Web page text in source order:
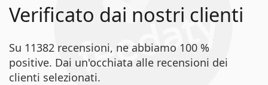
Verificato dai nostri clienti
Su 11382 recensioni, ne abbiamo 100 %
positive. Dai un'occhiata alle recensioni dei
clienti selezionati.